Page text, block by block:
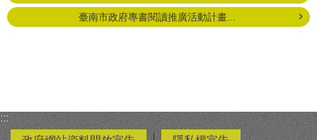
臺南市政府專書閱讀推廣活動計畫...
:::